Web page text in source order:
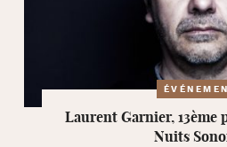
Laurent Garnier,
Nuits